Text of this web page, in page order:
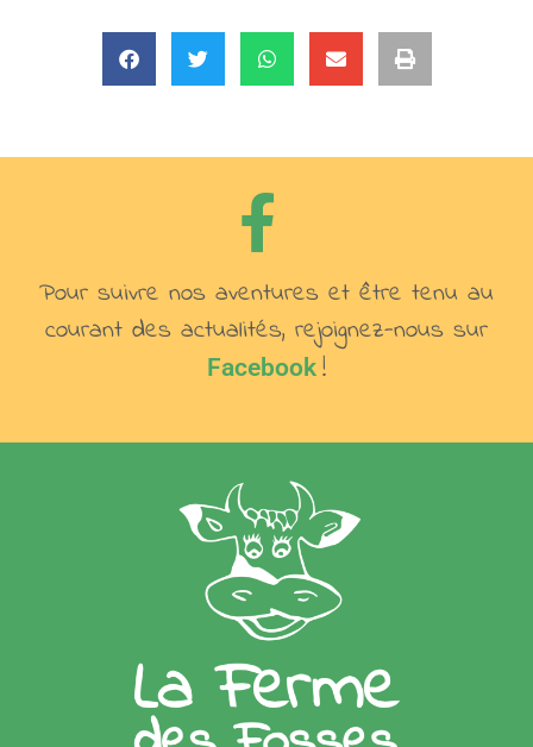
Pour suivre nos aventures et être tenu au
courant des actualités, rejoignez-nous sur
Facebook !